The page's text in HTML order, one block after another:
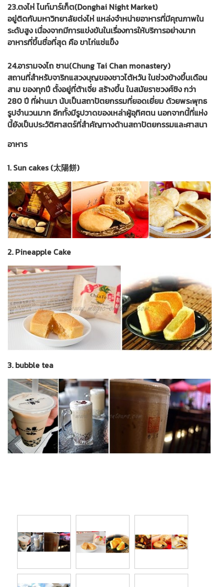
23.ตงไห่ ไนท์มาร์เก็ต(Donghai Night Market)
อยู่ติดกับมหาวิทยาลัยต่งไห่ แหล่งจำหน่ายอาหารที่มีคุณภาพใน
ระดับสูง เนื่องจากมีการแข่งขันในเรื่องการให้บริการอย่างมาก
อาหารที่ขึ้นชื่อที่สุด คือ ขาไก่แช่แข็ง
24.อารามจงไถ ซาน(Chung Tai Chan monastery)
สถานที่สำหรับจาริกแสวงบุญของชาวไต้หวัน ในช่วงข้างขึ้นเดือน
สาม ของทุกปี ตั้งอยู่ที่ต้าเจี่ย สร้างขึ้น ในสมัยราชวงศ์ชิง กว่า
280 ปี ที่ผ่านมา นับเป็นสถาปัตยกรรมที่ยอดเยี่ยม ด้วยพระพุทธ
รูปจำนวนมาก อีกทั้งมีรูปวาดของเหล่าผู้อุทิศตน นอกจากนี้ที่แห่ง
นี้ยังเป็นประวัติศาสตร์ที่สำคัญทางด้านสถาปัตยกรรมและศาสนา
อาหาร
1. Sun cakes (太陽餅)
2. Pineapple Cake
3. bubble tea